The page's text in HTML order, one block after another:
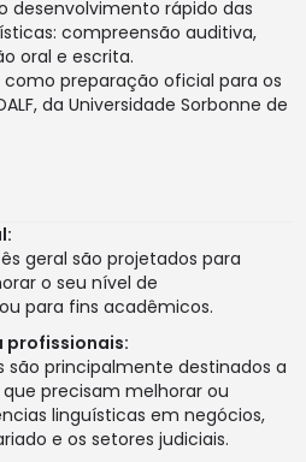
desenvolvimento rápido das
compreensão auditiva,
oral e escrita.
preparação oficial para os
da Universidade Sorbonne de
geral são projetados para
o seu nível de
para fins acadêmicos.
profissionais:
são principalmente destinados a
precisam melhorar ou
linguísticas em negócios,
e os setores judiciais.